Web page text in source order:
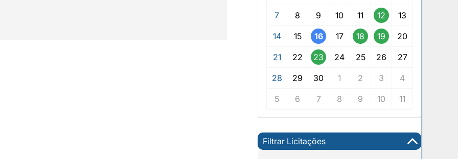
7 8 9 10 11 12 13
14 15 16 17 18 19 20
21 22 23 24 25 26 27
28 29 30 1 2 3 4
5 6 7 8 9 10 11
Filtrar Licitações